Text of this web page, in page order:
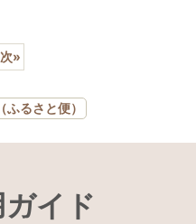
次»
るさと便）
イド